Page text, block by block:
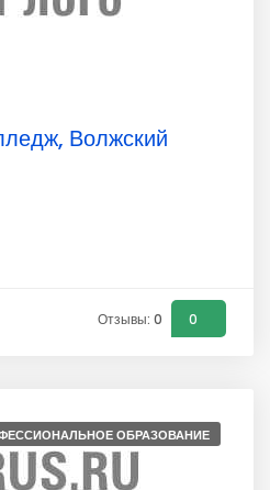
Волжский
Отзывы: 0 0
ОБРАЗОВАНИЕ